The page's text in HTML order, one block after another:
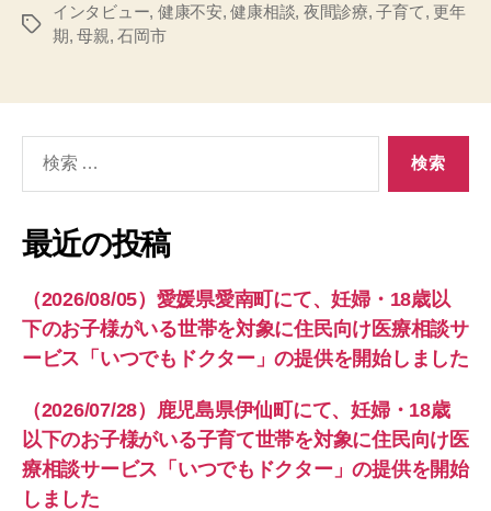
タ
インタビュー, 健康不安,健康相談, 夜間診療,子育て, 更年
期,母親,石岡市
象:
最近の投稿
（2026/08/05）愛媛県愛南町にて、妊婦・18歳以
下のお子様がいる世帯を対象に住民向け医療相談サ
ービス「いつでもドクター」の提供を開始しました
（2026/07/28）鹿児島県伊仙町にて、妊婦・18歳
以下のお子様がいる子育て世帯を対象に住民向け医
療相談サービス「いつでもドクター」の提供を開始
しました